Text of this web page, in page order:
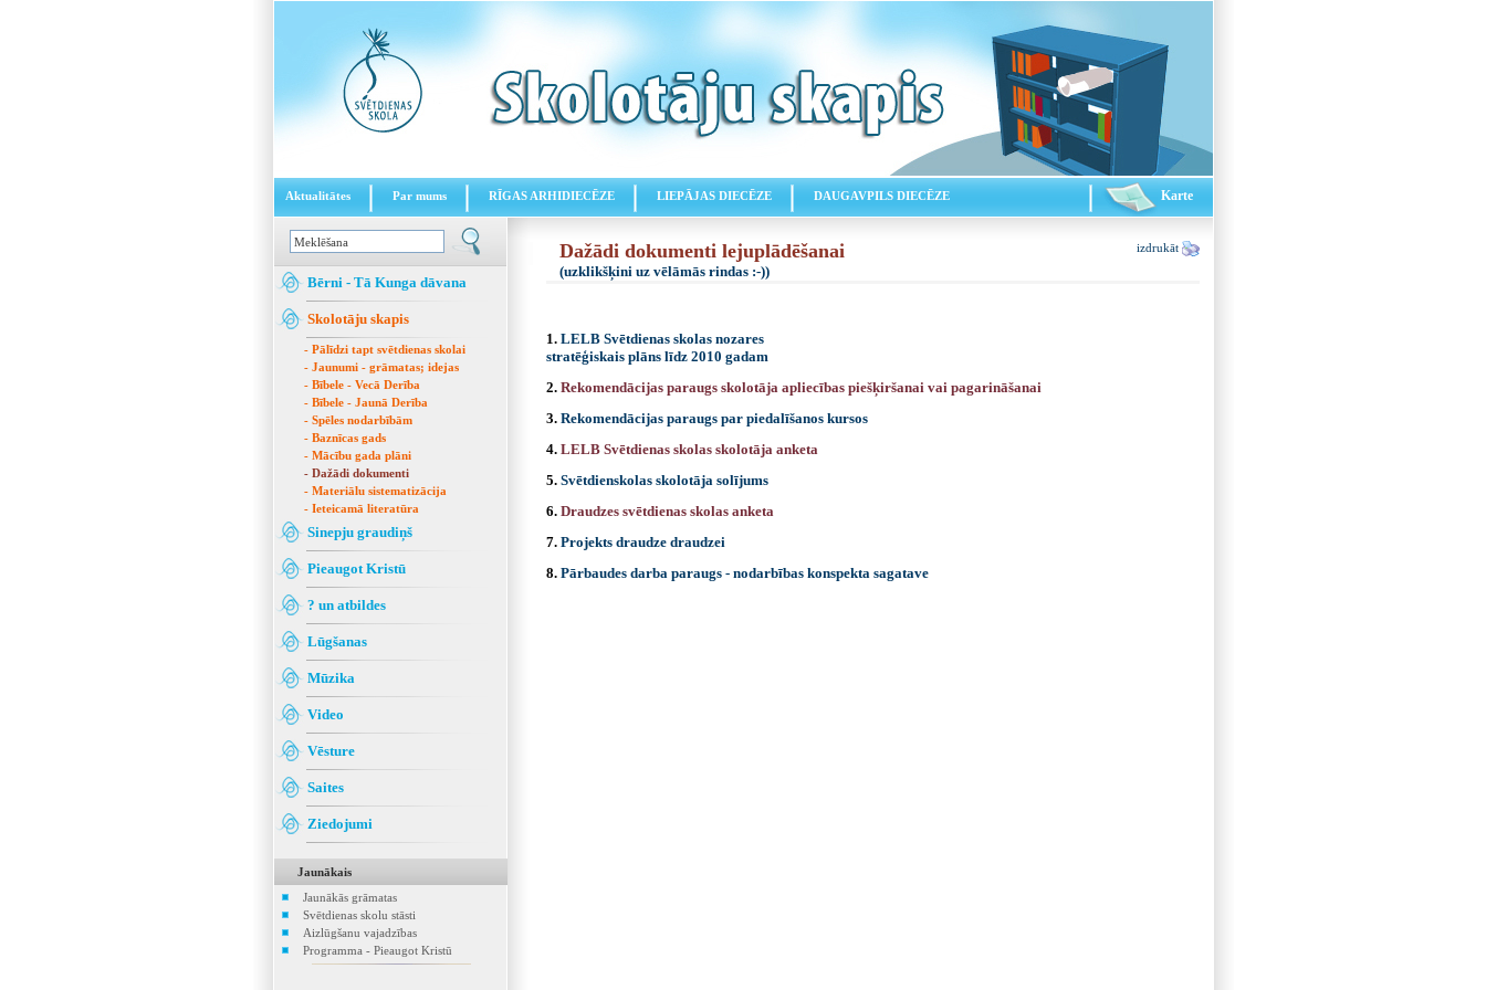
Aktualitātes Par mums RĪGAS ARHIDIECĒZE LIEPĀJAS DIECĒZE DAUGAVPILS DIECĒZE Karte
Bērni - Tā Kunga dāvana
Skolotāju skapis
- Pālīdzi tapt svētdienas skolai
- Jaunumi - grāmatas; idejas
- Bībele - Vecā Derība
- Bībele - Jaunā Derība
- Spēles nodarbībām
- Baznīcas gads
- Mācību gada plāni
- Dažādi dokumenti
- Materiālu sistematizācija
- Ieteicamā literatūra
Sinepju graudiņš
Pieaugot Kristū
? un atbildes
Lūgšanas
Mūzika
Video
Vēsture
Saites
Ziedojumi
Jaunākais
Jaunākās grāmatas
Svētdienas skolu stāsti
Aizlūgšanu vajadzības
Programma - Pieaugot Kristū
izdrukāt
Dažādi dokumenti lejuplādēšanai
(uzklikšķini uz vēlāmās rindas :-))
1. LELB Svētdienas skolas nozares
stratēģiskais plāns līdz 2010 gadam
2. Rekomendācijas paraugs skolotāja apliecības piešķiršanai vai pagarināšanai
3. Rekomendācijas paraugs par piedalīšanos kursos
4. LELB Svētdienas skolas skolotāja anketa
5. Svētdienskolas skolotāja solījums
6. Draudzes svētdienas skolas anketa
7. Projekts draudze draudzei
8. Pārbaudes darba paraugs - nodarbības konspekta sagatave